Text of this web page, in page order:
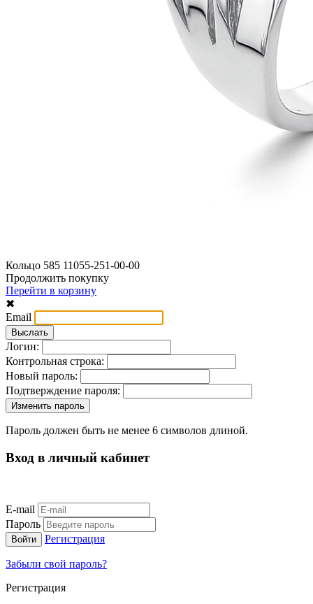
Кольцо 585 11055-251-00-00
Продолжить покупку
Перейти в корзину
✖
Email
Логин:
Контрольная строка:
Новый пароль:
Подтверждение пароля:
Пароль должен быть не менее 6 символов длиной.
Вход в личный кабинет
E-mail
Пароль
Регистрация
Забыли свой пароль?
Регистрация